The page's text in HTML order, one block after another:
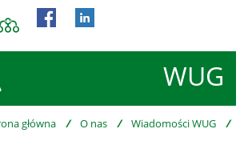
WUG
główna / O nas / Wiadomości WUG /